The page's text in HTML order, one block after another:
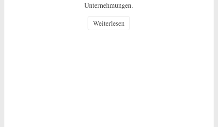
Unternehmungen.
Weiterlesen